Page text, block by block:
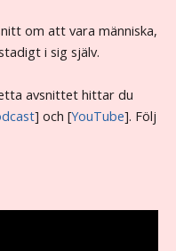
om att vara människa,
i sig själv.
avsnittet hittar du
] och [YouTube]. Följ